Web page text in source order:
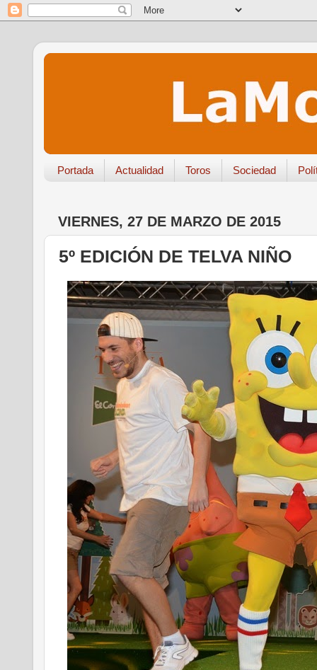
Portada Actualidad Toros Sociedad
VIERNES, 27 DE MARZO DE 2015
5º EDICIÓN DE TELVA NIÑO